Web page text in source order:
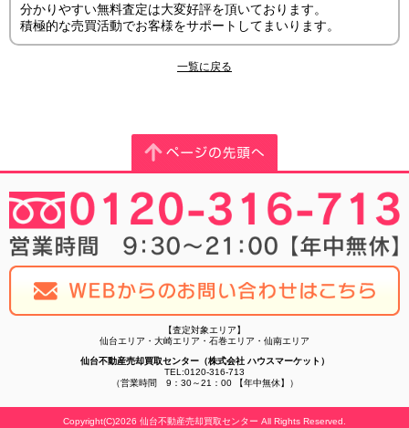
分かりやすい無料査定は大変好評を頂いております。
積極的な売買活動でお客様をサポートしてまいります。
一覧に戻る
【査定対象エリア】
仙台エリア・大崎エリア・石巻エリア・仙南エリア
仙台不動産売却買取センター（株式会社 ハウスマーケット）
TEL:0120-316-713
（営業時間 9：30～21：00 【年中無休】）
Copyright(C)2026 仙台不動産売却買取センター All Rights Reserved.